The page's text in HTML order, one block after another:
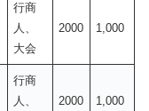
行商
人、
大会
2000 1,000
行商
人、
2000 1,000